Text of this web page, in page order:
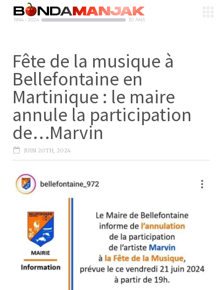
Fête de la musique à
Bellefontaine en
Martinique : le maire
annule la participation
de…Marvin
JUIN 20TH, 2024